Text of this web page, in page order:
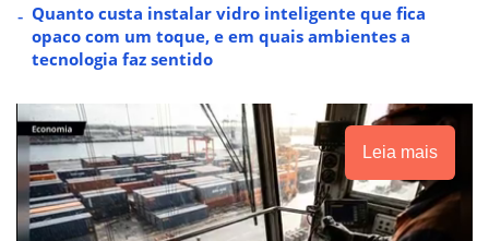
Quanto custa instalar vidro inteligente que fica
opaco com um toque, e em quais ambientes a
tecnologia faz sentido
Leia mais